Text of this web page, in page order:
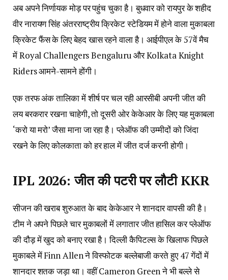
अब अपने निर्णायक मोड़ पर पहुंच चुका है। बुधवार को रायपुर के शहीद
वीर नारायण सिंह अंतरराष्ट्रीय क्रिकेट स्टेडियम में होने वाला मुकाबला
क्रिकेट फैंस के लिए बेहद खास रहने वाला है। आईपीएल के 57वें मैच
में Royal Challengers Bengaluru और Kolkata Knight
Riders आमने-सामने होंगी।
एक तरफ अंक तालिका में शीर्ष पर चल रही आरसीबी अपनी जीत की
लय बरकरार रखना चाहेगी, तो दूसरी ओर केकेआर के लिए यह मुकाबला
‘करो या मरो’ जैसा माना जा रहा है। प्लेऑफ की उम्मीदों को जिंदा
रखने के लिए कोलकाता को हर हाल में जीत दर्ज करनी होगी।
IPL 2026: जीत की पटरी पर लौटी KKR
सीजन की खराब शुरुआत के बाद केकेआर ने शानदार वापसी की है।
टीम ने अपने पिछले चार मुकाबलों में लगातार जीत हासिल कर प्लेऑफ
की दौड़ में खुद को बनाए रखा है। दिल्ली कैपिटल्स के खिलाफ पिछले
मुकाबले में Finn Allen ने विस्फोटक बल्लेबाजी करते हुए 47 गेंदों में
शानदार शतक जड़ा था। वहीं Cameron Green ने भी बल्ले से